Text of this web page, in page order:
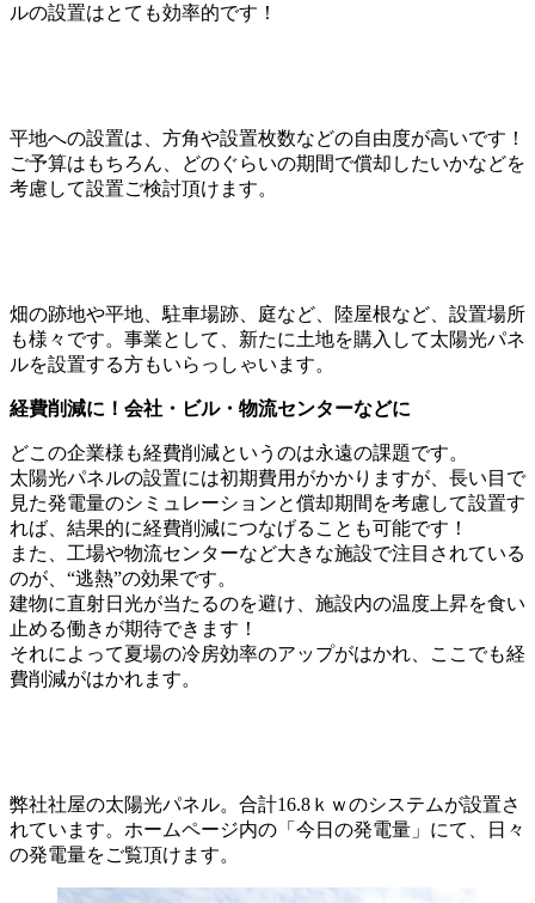
ルの設置はとても効率的です！
平地への設置は、方角や設置枚数などの自由度が高いです！
ご予算はもちろん、どのぐらいの期間で償却したいかなどを
考慮して設置ご検討頂けます。
畑の跡地や平地、駐車場跡、庭など、陸屋根など、設置場所
も様々です。事業として、新たに土地を購入して太陽光パネ
ルを設置する方もいらっしゃいます。
経費削減に！会社・ビル・物流センターなどに
どこの企業様も経費削減というのは永遠の課題です。
太陽光パネルの設置には初期費用がかかりますが、長い目で
見た発電量のシミュレーションと償却期間を考慮して設置す
れば、結果的に経費削減につなげることも可能です！
また、工場や物流センターなど大きな施設で注目されている
のが、“逃熱”の効果です。
建物に直射日光が当たるのを避け、施設内の温度上昇を食い
止める働きが期待できます！
それによって夏場の冷房効率のアップがはかれ、ここでも経
費削減がはかれます。
弊社社屋の太陽光パネル。合計16.8ｋｗのシステムが設置さ
れています。ホームページ内の「今日の発電量」にて、日々
の発電量をご覧頂けます。